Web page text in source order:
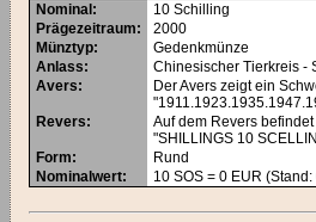
Nominal :
10 Schilling
Prägezeitraum:
2000
Münztyp:
Gedenkmünze
Anlass:
Chinesischer Tierkreis -
Avers:
Der Avers zeigt ein
Revers:
Auf dem Revers
"SHILLINGS 10
Form:
Rund
Nominalwert: 10SOS = 0 EUR